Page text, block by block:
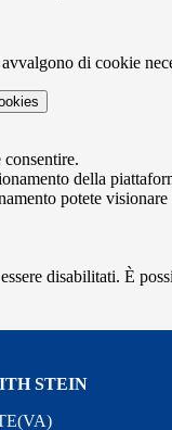
di cookie
della
potete visionare
disabilitati. È
STEIN